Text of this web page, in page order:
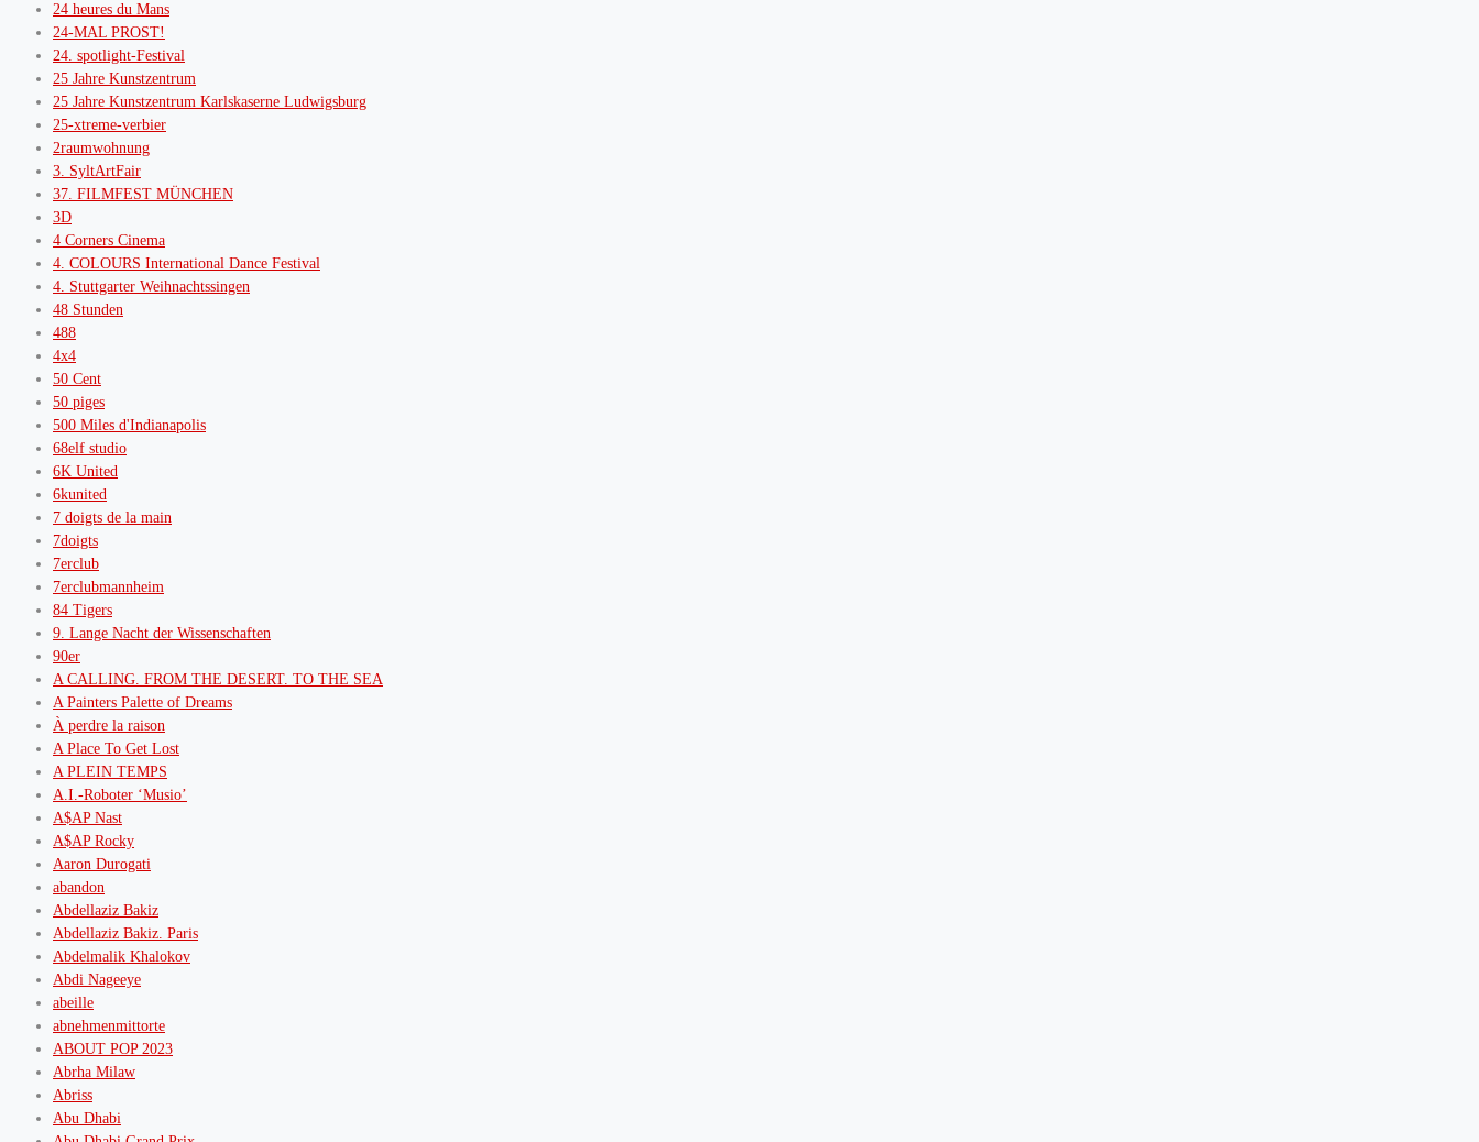
24 heures du Mans
24-MAL PROST!
24. spotlight-Festival
25 Jahre Kunstzentrum
25 Jahre Kunstzentrum Karlskaserne Ludwigsburg
25-xtreme-verbier
2raumwohnung
3. SyltArtFair
37. FILMFEST MÜNCHEN
3D
4 Corners Cinema
4. COLOURS International Dance Festival
4. Stuttgarter Weihnachtssingen
48 Stunden
488
4x4
50 Cent
50 piges
500 Miles d'Indianapolis
68elf studio
6K United
6kunited
7 doigts de la main
7doigts
7erclub
7erclubmannheim
84 Tigers
9. Lange Nacht der Wissenschaften
90er
A CALLING. FROM THE DESERT. TO THE SEA
A Painters Palette of Dreams
À perdre la raison
A Place To Get Lost
A PLEIN TEMPS
A.I.-Roboter ‘Musio’
A$AP Nast
A$AP Rocky
Aaron Durogati
abandon
Abdellaziz Bakiz
Abdellaziz Bakiz. Paris
Abdelmalik Khalokov
Abdi Nageeye
abeille
abnehmenmittorte
ABOUT POP 2023
Abrha Milaw
Abriss
Abu Dhabi